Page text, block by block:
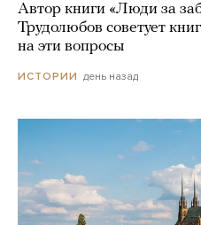
Автор книги «Люди за
Трудолюбов советует
на эти вопросы
ИСТОРИИ день назад